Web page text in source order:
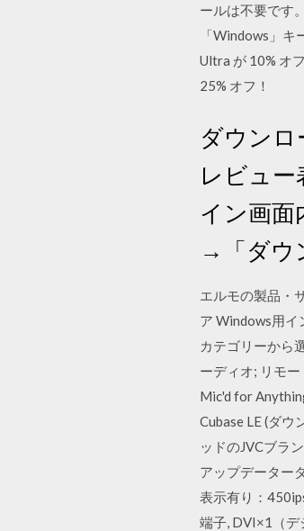
ールは不要です
「Windows」
Ultra が 10% オ
25% オフ！
ダウン
レビュ
イン画面
→「ダウ
エルモの製品・
ア Windows用
カテゴリーから
ーディオ; リモ
Mic'd for
Cubase LE (ダ
ッドのJVCブラ
アップデーター
表示有り：
端子, DVI×1（